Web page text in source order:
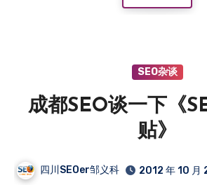
SEO杂谈
成都SEO谈一下《
贴》
四川SEOer邹义科 2012 年 10 月